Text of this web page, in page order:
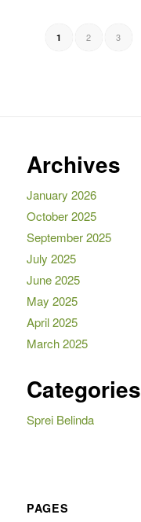
1 2 3
Archives
January 2026
October 2025
September 2025
July 2025
June 2025
May 2025
April 2025
March 2025
Categories
Sprei Belinda
PAGES